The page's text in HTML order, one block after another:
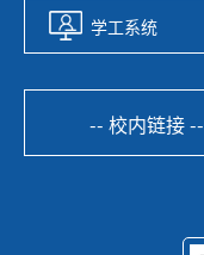
学工系统
-- 校内链接 --